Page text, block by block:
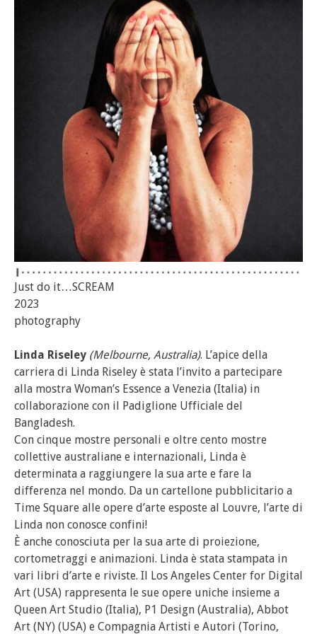
Just do it…SCREAM
2023
photography
Linda Riseley (Melbourne, Australia). L’apice della
carriera di Linda Riseley è stata l’invito a partecipare
alla mostra Woman’s Essence a Venezia (Italia) in
collaborazione con il Padiglione Ufficiale del
Bangladesh.
Con cinque mostre personali e oltre cento mostre
collettive australiane e internazionali, Linda è
determinata a raggiungere la sua arte e fare la
differenza nel mondo. Da un cartellone pubblicitario a
Time Square alle opere d’arte esposte al Louvre, l’arte di
Linda non conosce confini!
È anche conosciuta per la sua arte di proiezione,
cortometraggi e animazioni. Linda è stata stampata in
vari libri d’arte e riviste. Il Los Angeles Center for Digital
Art (USA) rappresenta le sue opere uniche insieme a
Queen Art Studio (Italia), P1 Design (Australia), Abbot
Art (NY) (USA) e Compagnia Artisti e Autori (Torino,